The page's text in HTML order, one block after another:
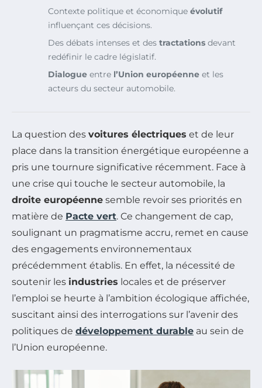
Contexte politique et économique évolutif
influençant ces décisions.
Des débats intenses et des tractations devant
redéfinir le cadre législatif.
Dialogue entre l’Union européenne et les
acteurs du secteur automobile.
La question des voitures électriques et de leur
place dans la transition énergétique européenne a
pris une tournure significative récemment. Face à
une crise qui touche le secteur automobile, la
droite européenne semble revoir ses priorités en
matière de Pacte vert. Ce changement de cap,
soulignant un pragmatisme accru, remet en cause
des engagements environnementaux
précédemment établis. En effet, la nécessité de
soutenir les industries locales et de préserver
l’emploi se heurte à l’ambition écologique affichée,
suscitant ainsi des interrogations sur l’avenir des
politiques de développement durable au sein de
l’Union européenne.